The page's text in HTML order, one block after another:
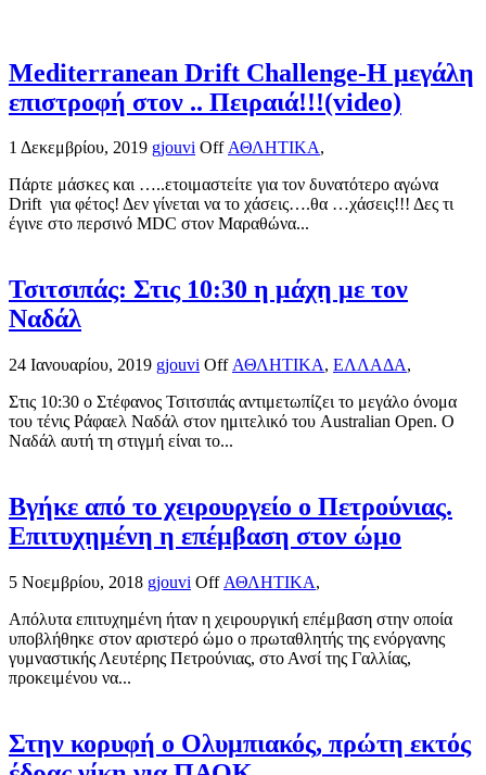
Mediterranean Drift Challenge-Η μεγάλη
επιστροφή στον .. Πειραιά!!!(video)
1 Δεκεμβρίου, 2019 gjouvi Off ΑΘΛΗΤΙΚΑ,
Πάρτε μάσκες και …..ετοιμαστείτε για τον δυνατότερο αγώνα
Drift για φέτος! Δεν γίνεται να το χάσεις….θα …χάσεις!!! Δες τι
έγινε στο περσινό MDC στον Μαραθώνα...
Τσιτσιπάς: Στις 10:30 η μάχη με τον
Ναδάλ
24 Ιανουαρίου, 2019 gjouvi Off ΑΘΛΗΤΙΚΑ, ΕΛΛΑΔΑ,
Στις 10:30 ο Στέφανος Τσιτσιπάς αντιμετωπίζει το μεγάλο όνομα
του τένις Ράφαελ Ναδάλ στον ημιτελικό του Australian Open. Ο
Ναδάλ αυτή τη στιγμή είναι το...
Βγήκε από το χειρουργείο ο Πετρούνιας.
Επιτυχημένη η επέμβαση στον ώμο
5 Νοεμβρίου, 2018 gjouvi Off ΑΘΛΗΤΙΚΑ,
Απόλυτα επιτυχημένη ήταν η χειρουργική επέμβαση στην οποία
υποβλήθηκε στον αριστερό ώμο ο πρωταθλητής της ενόργανης
γυμναστικής Λευτέρης Πετρούνιας, στο Ανσί της Γαλλίας,
προκειμένου να...
Στην κορυφή ο Ολυμπιακός, πρώτη εκτός